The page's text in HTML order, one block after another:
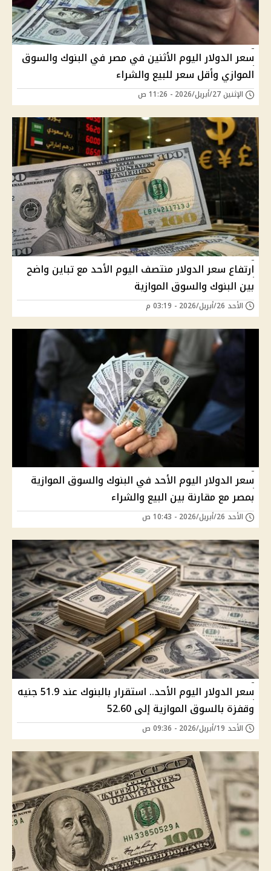
سعر الدولار اليوم الأثنين في مصر في البنوك والسوق
الموازي وأقل سعر للبيع والشراء
الإثنين 27/أبريل/2026 - 11:26 ص
ارتفاع سعر الدولار منتصف اليوم الأحد مع تباين واضح
بين البنوك والسوق الموازية
الأحد 26/أبريل/2026 - 03:19 م
سعر الدولار اليوم الأحد في البنوك والسوق الموازية
بمصر مع مقارنة بين البيع والشراء
الأحد 26/أبريل/2026 - 10:43 ص
سعر الدولار اليوم الأحد.. استقرار بالبنوك عند 51.9 جنيه
وقفزة بالسوق الموازية إلى 52.60
الأحد 19/أبريل/2026 - 09:36 ص